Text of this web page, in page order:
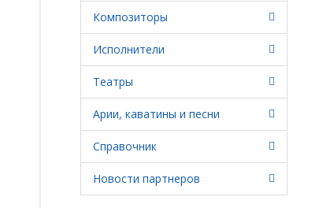
Композиторы
Исполнители
Театры
Арии, каватины и песни
Справочник
Новости партнеров